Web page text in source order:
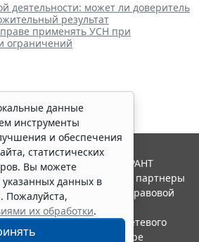
деятельности: может ли доверитель
результат
применять УСН при
ограничений
данные
инструменты
и обеспечения
статистических
Вы можете
указанных данных в
Пожалуйста,
их обработки.
2026. Система ГАРАНТ
Компания "Гарант" и ее партнеры
Российской ассоциации правовой
в качестве сетевого
службой по надзору в сфере